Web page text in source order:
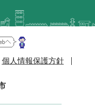
個人情報保護方針